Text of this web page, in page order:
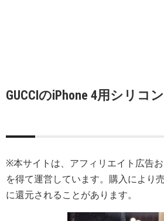
GUCCIのiPhone 4用シリコ
※本サイトは、アフィリエイト広告
を得て運営しています。購入により
に還元されることがあります。